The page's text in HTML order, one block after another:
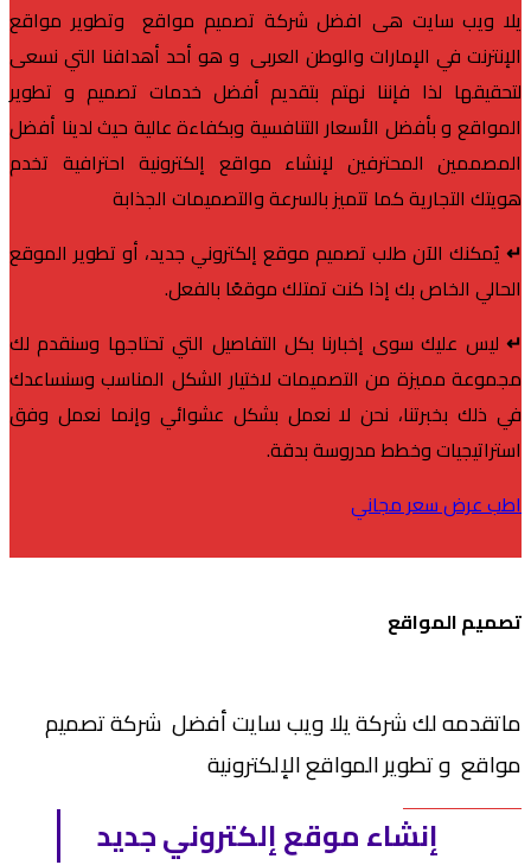
يلا ويب سايت هى افضل شركة تصميم مواقع وتطوير مواقع
الإنترنتفي الإمارات والوطن العربىو هو أحد أهدافنا التي نسعى
لتحقيقها لذا فإننا نهتم بتقديم أفضل خدمات تصميم و تطوير
المواقع و بأفضل الأسعار التنافسية وبكفاءة عالية حيث لدينا أفضل
المصممين المحترفين لإنشاء مواقع إلكترونية احترافية تخدم
هويتك التجارية كما تتميز بالسرعة والتصميمات الجذابة
↵ يُمكنك الآن طلب تصميم موقع إلكتروني جديد، أو تطوير الموقع
الحالي الخاص بك إذا كنت تمتلك موقعًا بالفعل.
↵ ليس عليك سوى إخبارنا بكل التفاصيل التي تحتاجها وسنقدم لك
مجموعة مميزة من التصميمات لاختيار الشكل المناسب وسنساعدك
في ذلك بخبرتنا، نحن لا نعمل بشكل عشوائي وإنما نعمل وفق
استراتيجيات وخطط مدروسة بدقة.
اطب عرض سعر مجاني
تصميم المواقع
ماتقدمه لك شركة يلا ويب سايتأفضل شركة تصميم
مواقع و تطوير المواقع الإلكترونية
إنشاء موقع إلكتروني جديد